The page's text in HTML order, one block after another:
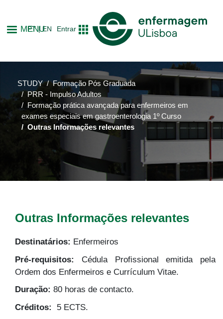
to
main
content
MENU
PT EN Entrar
STUDY
Formação Pós Graduada
PRR - Impulso Adultos
Formação prática avançada para enfermeiros em
exames especiais em gastroenterologia 1º Curso
Outras Informações relevantes
Outras Informações relevantes
Destinatários: Enfermeiros
Pré-requisitos: Cédula Profissional emitida pela
Ordem dos Enfermeiros e Currículum Vitae.
Duração: 80 horas de contacto.
Créditos: 5 ECTS.